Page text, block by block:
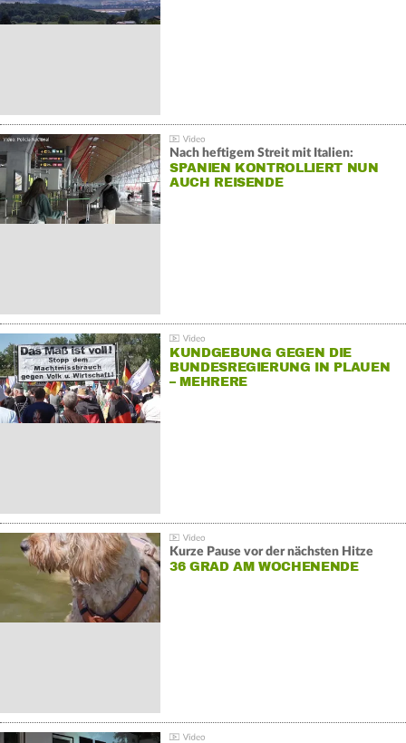
Nach heftigem Streit mit Italien:
SPANIEN KONTROLLIERT NUN
AUCH REISENDE
KUNDGEBUNG GEGEN DIE
BUNDESREGIERUNG IN PLAUEN
– MEHRERE
Kurze Pause vor der nächsten Hitze
36 GRAD AM WOCHENENDE